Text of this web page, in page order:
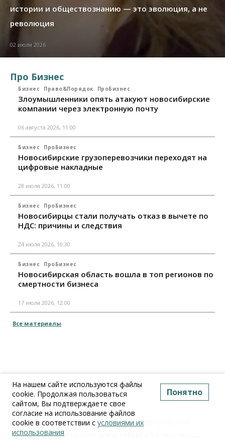
истории и обществознанию — это эволюция, а не
революция
02 июля 2026
Про Бизнес
Бизнес Право&Порядок ПроБизнес
Злоумышленники опять атакуют новосибирские
компании через электронную почту
06 августа 2026, 11:00
Бизнес ПроБизнес
Новосибирские грузоперевозчики переходят на
цифровые накладные
28 июля 2026, 11:00
Бизнес ПроБизнес
Новосибирцы стали получать отказ в вычете по
НДС: причины и следствия
24 июля 2026, 10:30
Бизнес ПроБизнес
Новосибирская область вошла в топ регионов по
смертности бизнеса
17 июля 2026, 12:00
Все материалы
Вся информация, размещенная на информационно-
аналитическом портале
На нашем сайте используются файлы
cookie. Продолжая пользоваться
сайтом, Вы подтверждаете свое
согласие на использование файлов
cookie в соответствии с условиями их
использования
Понятно